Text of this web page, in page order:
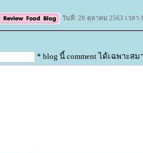
วันที่: 28 ตุลาคม 2563 เวลา
* blog นี้ comment ได้เฉพาะสม